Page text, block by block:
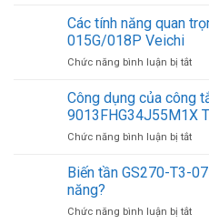
tắc
áp
tải
áp
cao
Các tính năng quan
015G/018P Veichi
Chức năng bình luận bị tắtở
tính
năng
trọng
T4-
Công dụng của công
9013FHG34J55M1X
Chức năng bình luận bị tắtở
tắc
Biến tần GS270-T3-
năng?
Chức năng bình luận bị tắtở